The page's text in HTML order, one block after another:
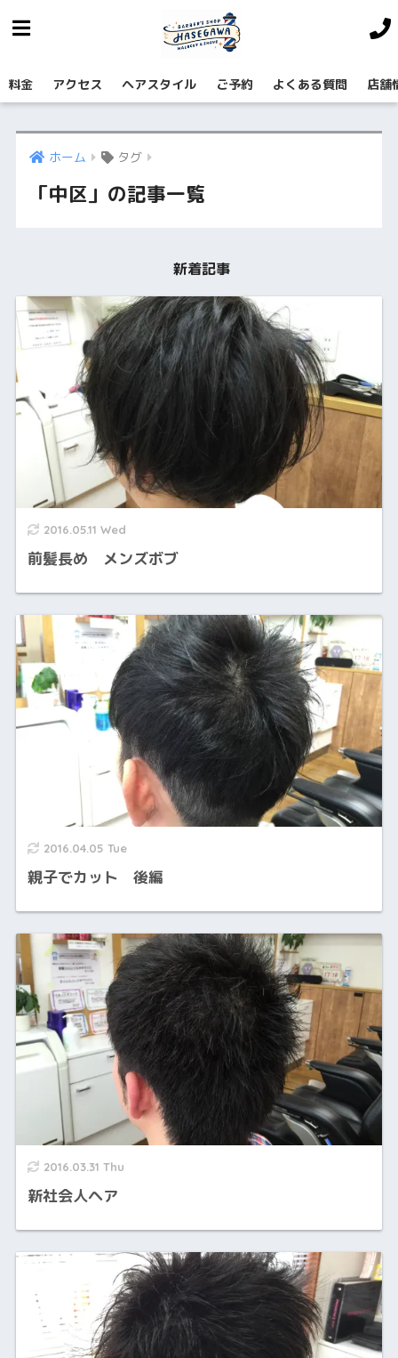
料金 アクセス ヘアスタイル ご予約 よくある質問 店舗
ホーム タグ
「中区」の記事一覧
新着記事
2016.05.11 Wed
前髪長め メンズボブ
2016.04.05 Tue
親子でカット 後編
2016.03.31 Thu
新社会人ヘア